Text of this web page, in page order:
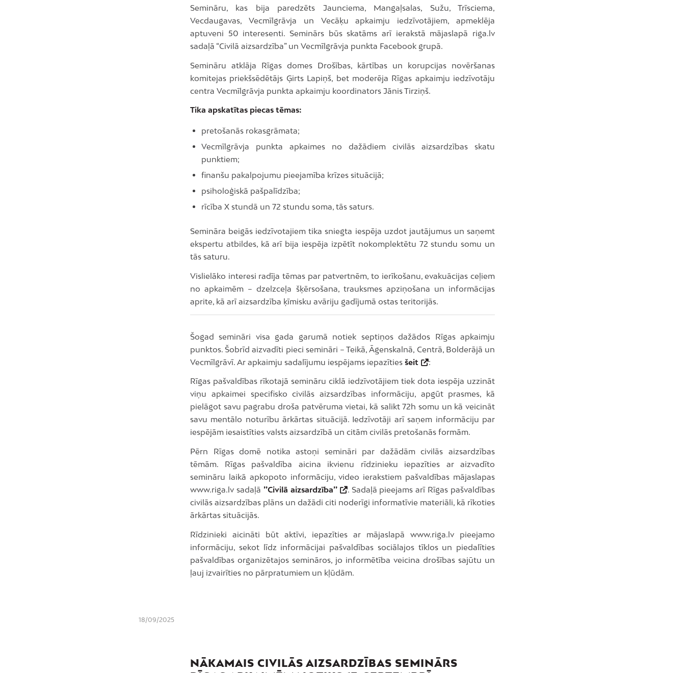
Semināru, kas bija paredzēts Jaunciema, Mangaļsalas, Sužu, Trīsciema,
Vecdaugavas, Vecmīlgrāvja un Vecāķu apkaimju iedzīvotājiem, apmeklēja
aptuveni 50 interesenti. Seminārs būs skatāms arī ierakstā mājaslapā riga.lv
sadaļā “Civilā aizsardzība” un Vecmīlgrāvja punkta Facebook grupā.
Semināru atklāja Rīgas domes Drošības, kārtības un korupcijas novēršanas
komitejas priekšsēdētājs Ģirts Lapiņš, bet moderēja Rīgas apkaimju iedzīvotāju
centra Vecmīlgrāvja punkta apkaimju koordinators Jānis Tirziņš.
Tika apskatītas piecas tēmas:
pretošanās rokasgrāmata;
Vecmīlgrāvja punkta apkaimes no dažādiem civilās aizsardzības skatu
punktiem;
finanšu pakalpojumu pieejamība krīzes situācijā;
psiholoģiskā pašpalīdzība;
rīcība X stundā un 72 stundu soma, tās saturs.
Semināra beigās iedzīvotajiem tika sniegta iespēja uzdot jautājumus un saņemt
ekspertu atbildes, kā arī bija iespēja izpētīt nokomplektētu 72 stundu somu un
tās saturu.
Vislielāko interesi radīja tēmas par patvertnēm, to ierīkošanu, evakuācijas ceļiem
no apkaimēm – dzelzceļa šķērsošana, trauksmes apziņošana un informācijas
aprite, kā arī aizsardzība ķīmisku avāriju gadījumā ostas teritorijās.
Šogad semināri visa gada garumā notiek septiņos dažādos Rīgas apkaimju
punktos. Šobrīd aizvadīti pieci semināri – Teikā, Āgenskalnā, Centrā, Bolderājā un
Vecmīlgrāvī. Ar apkaimju sadalījumu iespējams iepazīties šeit :
Rīgas pašvaldības rīkotajā semināru ciklā iedzīvotājiem tiek dota iespēja uzzināt
viņu apkaimei specifisko civilās aizsardzības informāciju, apgūt prasmes, kā
pielāgot savu pagrabu droša patvēruma vietai, kā salikt 72h somu un kā veicināt
savu mentālo noturību ārkārtas situācijā. Iedzīvotāji arī saņem informāciju par
iespējām iesaistīties valsts aizsardzībā un citām civilās pretošanās formām.
Pērn Rīgas domē notika astoņi semināri par dažādām civilās aizsardzības
tēmām. Rīgas pašvaldība aicina ikvienu rīdzinieku iepazīties ar aizvadīto
semināru laikā apkopoto informāciju, video ierakstiem pašvaldības mājaslapas
www.riga.lv sadaļā ’’Civilā aizsardzība’’
. Sadaļā pieejams arī Rīgas pašvaldības
civilās aizsardzības plāns un dažādi citi noderīgi informatīvie materiāli, kā rīkoties
ārkārtas situācijās.
Rīdzinieki aicināti būt aktīvi, iepazīties ar mājaslapā www.riga.lv pieejamo
informāciju, sekot līdz informācijai pašvaldības sociālajos tīklos un piedalīties
pašvaldības organizētajos semināros, jo informētība veicina drošības sajūtu un
ļauj izvairīties no pārpratumiem un kļūdām.
18/09/2025
NĀKAMAIS CIVILĀS AIZSARDZĪBAS SEMINĀRS